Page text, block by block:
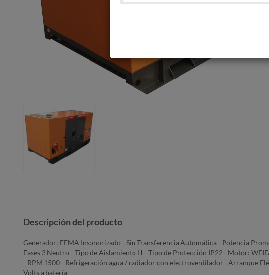
Descripción del producto
Generador: FEMA Insonorizado - Sin Transferencia Automática - Potencia
Fases 3 Neutro - Tipo de Aislamiento H - Tipo de Protección IP22 - Motor:
- RPM 1500 - Refrigeración agua / radiador con electroventilador - Arranque
Volts a batería